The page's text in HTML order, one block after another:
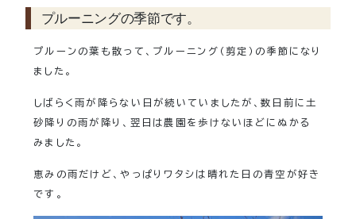
プルーニングの季節です。
プルーンの葉も散って、プルーニング（剪定）の季節になり
ました。
しばらく雨が降らない日が続いていましたが、数日前に土
砂降りの雨が降り、翌日は農園を歩けないほどにぬかる
みました。
恵みの雨だけど、やっぱりワタシは晴れた日の青空が好き
です。